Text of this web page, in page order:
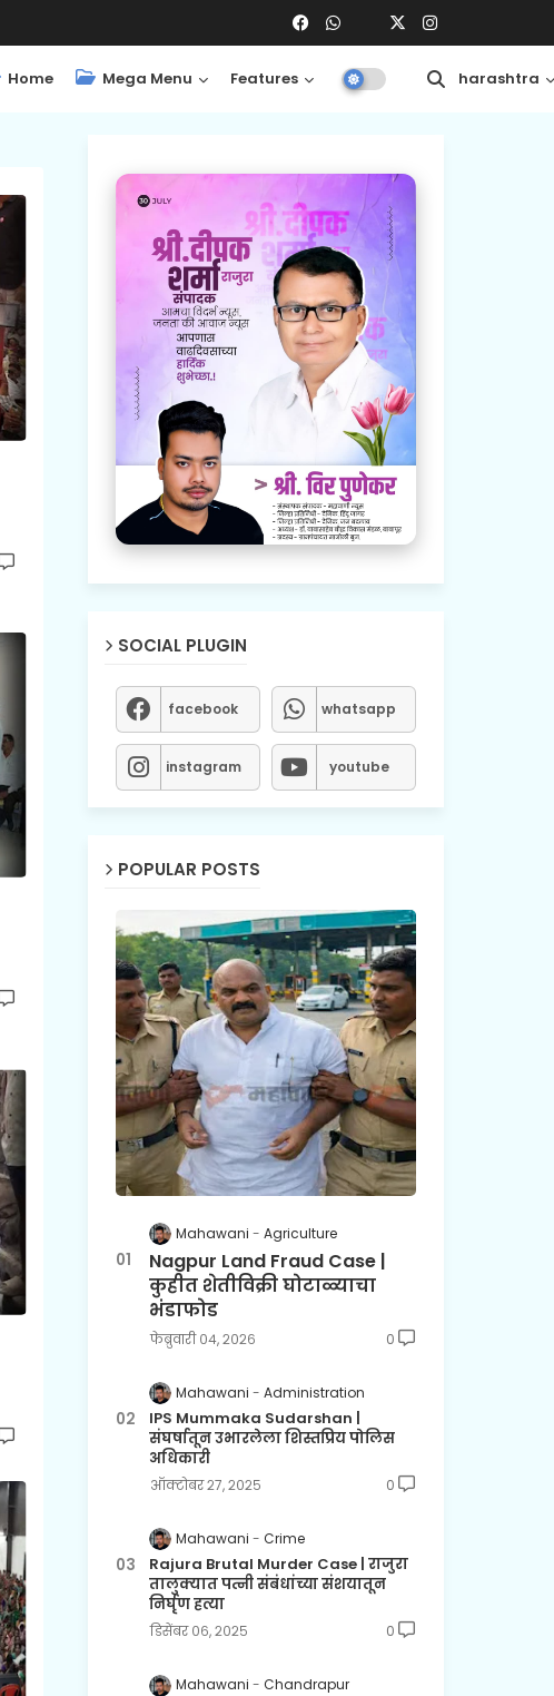
Home Mega Menu Features Central Maharashtra
SOCIAL PLUGIN
facebook whatsapp
instagram youtube
POPULAR POSTS
Mahawani Agriculture
Nagpur Land Fraud Case |
कुहीत शेतीविक्री घोटाळ्याचा
भंडाफोड
फेब्रुवारी ०४, २०२६ 0
Mahawani Administration
IPS Mummaka Sudarshan |
संघर्षातून उभारलेला शिस्तप्रिय पोलिस
अधिकारी
ऑक्टोबर २७, २०२५ 0
Mahawani Crime
Rajura Brutal Murder Case | राजुरा
तालुक्यात पत्नी संबंधांच्या संशयातून
निर्घृण हत्या
डिसेंबर ०६, २०२५ 0
Mahawani Chandrapur